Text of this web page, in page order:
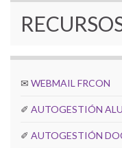
✉ WEBMAIL FRCON
✐ AUTOGESTIÓN
✐ AUTOGESTIÓN